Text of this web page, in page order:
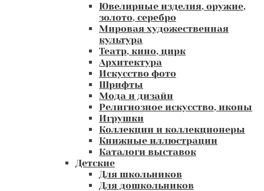
Ювелирные изделия, оружие,
золото, серебро
Мировая художественная
культура
Театр, кино, цирк
Архитектура
Искусство фото
Шрифты
Мода и дизайн
Религиозное искусство, иконы
Игрушки
Коллекции и коллекционеры
Книжные иллюстрации
Каталоги выставок
Детские
Для школьников
Для дошкольников